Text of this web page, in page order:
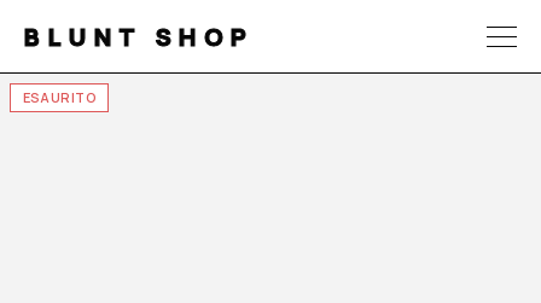
BLUNT SHOP
ESAURITO